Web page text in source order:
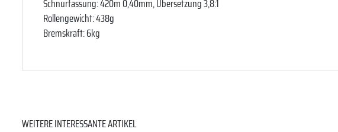
Schnurfassung: 420m 0,40mm, Übersetzung 3,8:1
Rollengewicht: 438g
Bremskraft: 6kg
WEITERE INTERESSANTE ARTIKEL